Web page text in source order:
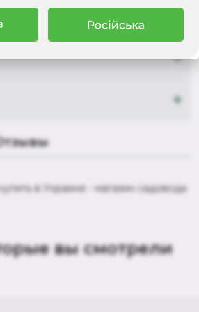
+
+
в Украине - магазин садовода
вы смотрели